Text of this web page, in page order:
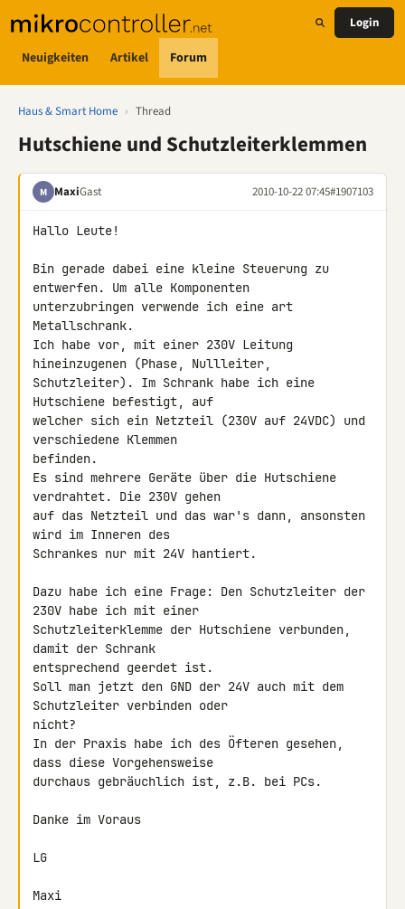
Neuigkeiten Artikel Forum
Login
Haus & Smart Home › Thread
Hutschiene und Schutzleiterklemmen
M MaxiGast 2010-10-22 07:45#1907103
Hallo Leute!
Bin gerade dabei eine kleine Steuerung zu
entwerfen. Um alle Komponenten
unterzubringen verwende ich eine art
Metallschrank.
Ich habe vor, mit einer 230V Leitung
hineinzugenen (Phase, Nullleiter,
Schutzleiter). Im Schrank habe ich eine
Hutschiene befestigt, auf
welcher sich ein Netzteil (230V auf 24VDC) und
verschiedene Klemmen
befinden.
Es sind mehrere Geräte über die Hutschiene
verdrahtet. Die 230V gehen
auf das Netzteil und das war's dann, ansonsten
wird im Inneren des
Schrankes nur mit 24V hantiert.
Dazu habe ich eine Frage: Den Schutzleiter der
230V habe ich mit einer
Schutzleiterklemme der Hutschiene verbunden,
damit der Schrank
entsprechend geerdet ist.
Soll man jetzt den GND der 24V auch mit dem
Schutzleiter verbinden oder
nicht?
In der Praxis habe ich des Öfteren gesehen,
dass diese Vorgehensweise
durchaus gebräuchlich ist, z.B. bei PCs.
Danke im Voraus
LG
Maxi